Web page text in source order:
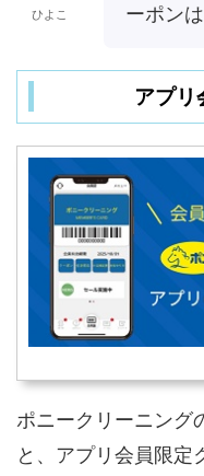
ひよこ
ーポン
アプリ
ポニークリーニング
と、アプリ会員限定